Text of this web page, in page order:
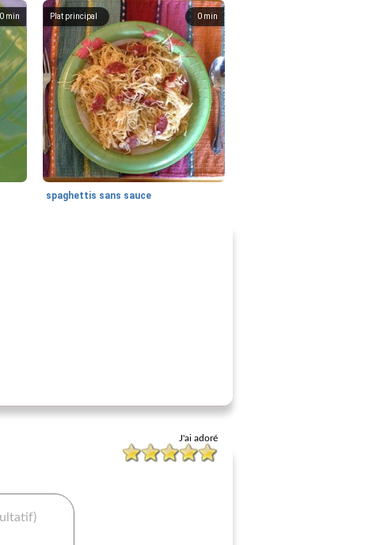
min 0 min
Plat principal
spaghettis sans sauce
J'ai adoré